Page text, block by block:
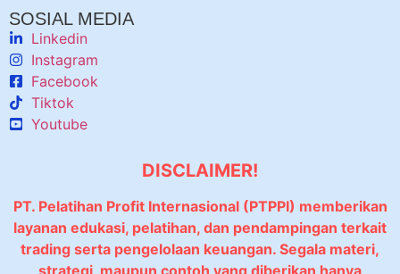
SOSIAL MEDIA
Linkedin
Instagram
Facebook
Tiktok
Youtube
DISCLAIMER!
PT. Pelatihan Profit Internasional (PTPPI) memberikan
layanan edukasi, pelatihan, dan pendampingan terkait
trading serta pengelolaan keuangan. Segala materi,
strategi, maupun contoh yang diberikan hanya